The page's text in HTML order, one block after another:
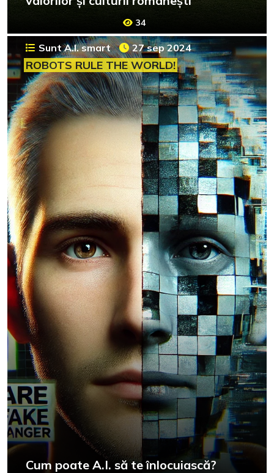
34
Sunt A.I. smart 27 sep 2024
ROBOTS RULE THE WORLD!
Cum poate A.I. să te înlocuiască?